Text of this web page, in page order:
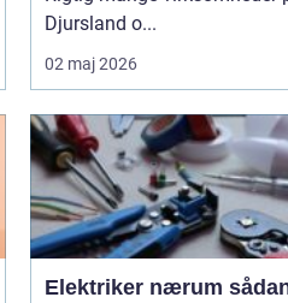
Djursland o...
02 maj 2026
Elektriker nærum sådan